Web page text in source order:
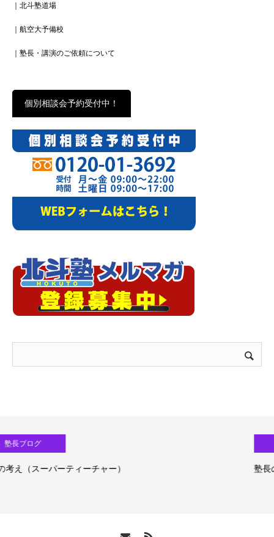
｜北斗塾道場
｜航空大予備校
｜塾長・講演のご依頼について
個別相談会予約受付中！
塾長の考え（生成ＡＩ活用）③